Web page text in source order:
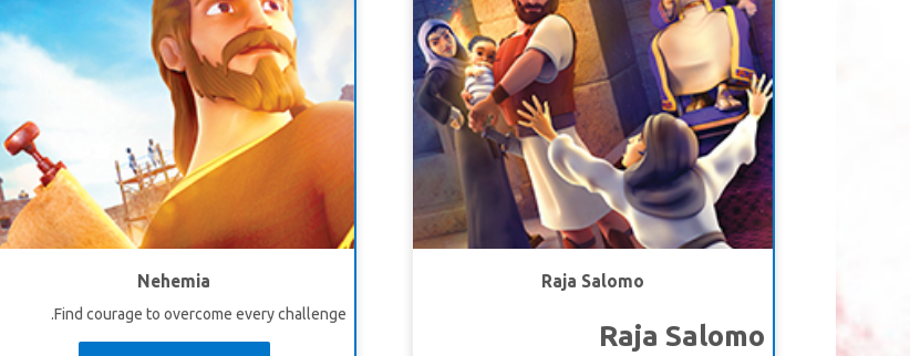
menjelaskan artinya Jika tidak bisa berarti
mereka dibunuh! Saksikan bagaimana nabi Daniel
dapat mengetahui mimpi yang misterius tersebut,
juga artinya. Anak-anak belajar mendapatkan
hikmat yang tidak dapat mereka peroleh sendiri.
orang sebangsanya. Justru orang asing yang
mempedulikannya, ia berhenti menolong pada
saat dibutuhkan.. Anak-anak belajar pentingnya
mempedulikan orang lain, dan semua orang adalah
sesama kita.
Raja Salomo
Raja Salomo
Nehemia
Find courage to overcome every challenge.